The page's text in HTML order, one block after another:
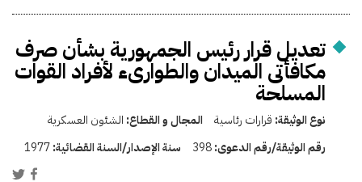
تعديل قرار رئيس الجمهورية بشأن صرف
مكافأتى الميدان والطوارىء لأفراد القوات
المسلحة
نوع الوثيقة: قرارات رئاسية المجال و القطاع: الشئون العسكرية
رقم الوثيقة/رقم الدعوى:398 سنة الإصدار/السنة القضائية:1977